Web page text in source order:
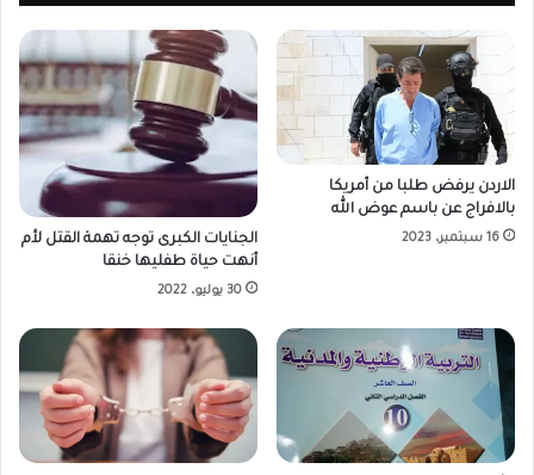
الاردن يرفض طلبا من أمريكا
بالافراج عن باسم عوض الله
16 سبتمبر، 2023
الجنايات الكبرى توجه تهمة القتل لأم
أنهت حياة طفليها خنقا
30 يوليو، 2022